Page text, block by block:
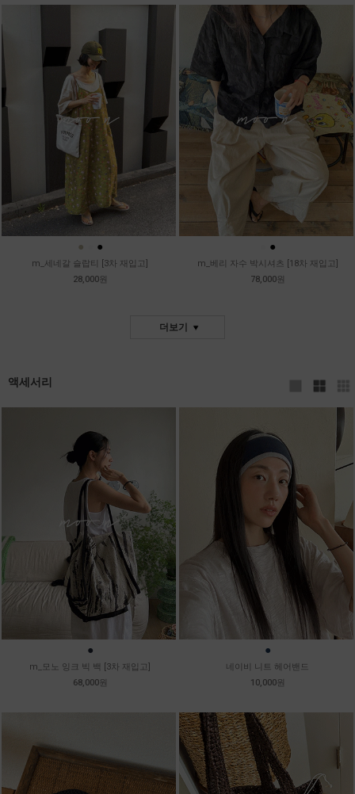
● ●
m_세네갈 슬랍티 [3차 재입고]
28,000원
●
m_베리 자수 박시셔츠 [18차 재입고]
78,000원
더보기
액세서리
●
m_모노 잉크 빅 백 [3차 재입고]
68,000원
●
네이비 니트 헤어밴드
10,000원